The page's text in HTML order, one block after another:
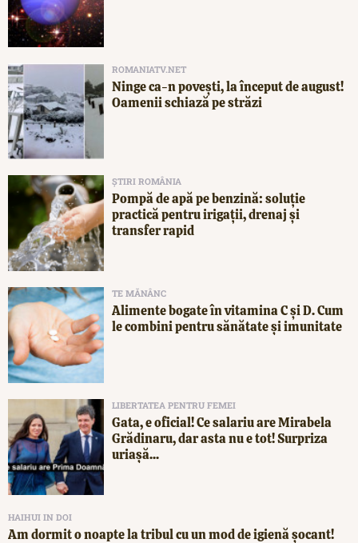
ROMANIATV.NET
Ninge ca-n povești, la început de august!
Oamenii schiază pe străzi
ȘTIRI ROMÂNIA
Pompă de apă pe benzină: soluție
practică pentru irigații, drenaj și
transfer rapid
TE MĂNÂNC
Alimente bogate în vitamina C și D. Cum
le combini pentru sănătate și imunitate
LIBERTATEA PENTRU FEMEI
Gata, e oficial! Ce salariu are Mirabela
Grădinaru, dar asta nu e tot! Surpriza
uriașă...
HAIHUI IN DOI
Am dormit o noapte la tribul cu un mod de igienă șocant!